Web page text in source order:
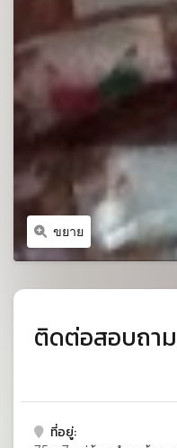
ขยาย
ติดต่อสอบถาม
ที่อยู่: